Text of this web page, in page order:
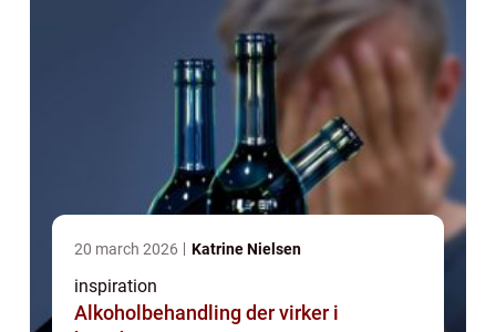
20 march 2026 Katrine Nielsen
inspiration
Alkoholbehandling der virker i